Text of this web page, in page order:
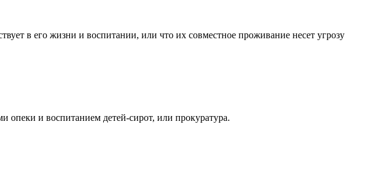
в его жизни и воспитании, или что их совместное проживание несет угрозу
опеки и воспитанием детей-сирот, или прокуратура.